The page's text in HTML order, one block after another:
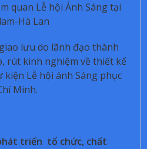
quan Lễ hội Ánh Sáng tại
Hà Lan
lưu do lãnh đạo thành
rút kinh nghiệm về thiết kế
kiện Lễ hội ánh Sáng phục
Minh.
triển tổ chức, chất